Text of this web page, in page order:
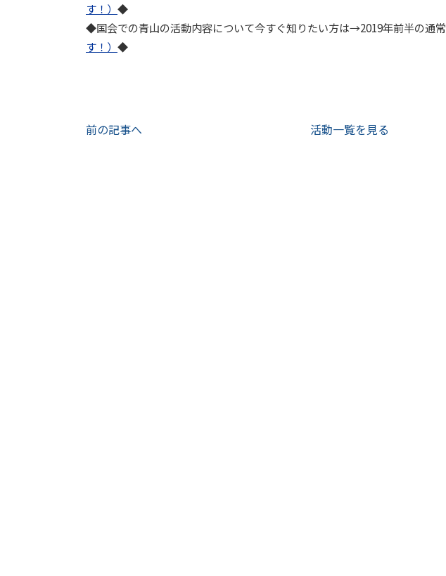
す！） ◆
◆国会での青山の活動内容について今すぐ知りたい方は→2019年前半の通常
す！） ◆
前の記事へ 活動一覧を見る